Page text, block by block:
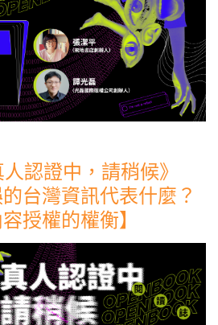
認證中，請稍候》
的台灣資訊代表什麼？
授權的權衡】